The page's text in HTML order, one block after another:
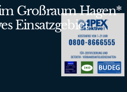
Großraum Hagen*
Einsatzgebiet